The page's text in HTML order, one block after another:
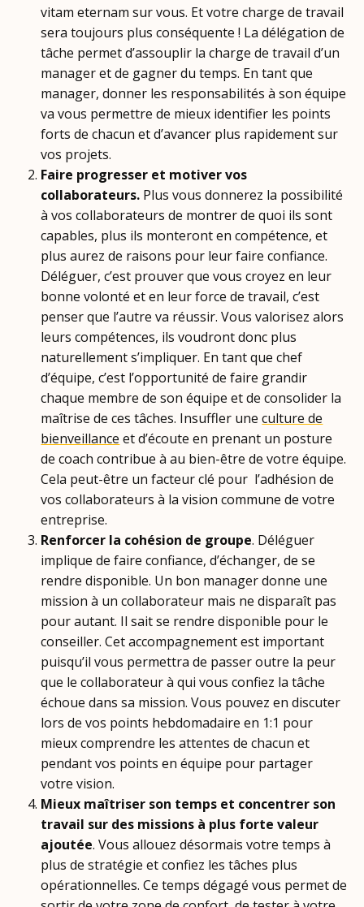
vitam eternam sur vous. Et votre charge de travail
sera toujours plus conséquente ! La délégation de
tâche permet d’assouplir la charge de travail d’un
manager et de gagner du temps. En tant que
manager, donner les responsabilités à son équipe
va vous permettre de mieux identifier les points
forts de chacun et d’avancer plus rapidement sur
vos projets.
Faire progresser et motiver vos
collaborateurs. Plus vous donnerez la possibilité
à vos collaborateurs de montrer de quoi ils sont
capables, plus ils monteront en compétence, et
plus aurez de raisons pour leur faire confiance.
Déléguer, c’est prouver que vous croyez en leur
bonne volonté et en leur force de travail, c’est
penser que l’autre va réussir. Vous valorisez alors
leurs compétences, ils voudront donc plus
naturellement s’impliquer. En tant que chef
d’équipe, c’est l’opportunité de faire grandir
chaque membre de son équipe et de consolider la
maîtrise de ces tâches. Insuffler uneculture de
bienveillance et d’écoute en prenant un posture
de coach contribue à au bien-être de votre équipe.
Cela peut-être un facteur clé pour l’adhésion de
vos collaborateurs à la vision commune de votre
entreprise.
Renforcer la cohésion de groupe. Déléguer
implique de faire confiance, d’échanger, de se
rendre disponible. Un bon manager donne une
mission à un collaborateur mais ne disparaît pas
pour autant. Il sait se rendre disponible pour le
conseiller. Cet accompagnement est important
puisqu’il vous permettra de passer outre la peur
que le collaborateur à qui vous confiez la tâche
échoue dans sa mission. Vous pouvez en discuter
lors de vos points hebdomadaire en 1:1 pour
mieux comprendre les attentes de chacun et
pendant vos points en équipe pour partager
votre vision.
Mieux maîtriser son temps et concentrer son
travail sur des missions à plus forte valeur
ajoutée. Vous allouez désormais votre temps à
plus de stratégie et confiez les tâches plus
opérationnelles. Ce temps dégagé vous permet de